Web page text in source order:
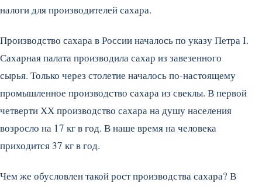
налоги для производителей сахара.
Производство сахара в России началось по указу Петра I.
Сахарная палата производила сахар из завезенного
сырья. Только через столетие началось по-настоящему
промышленное производство сахара из свеклы. В первой
четверти ХХ производство сахара на душу населения
возросло на 17 кг в год. В наше время на человека
приходится 37 кг в год.
Чем же обусловлен такой рост производства сахара? В